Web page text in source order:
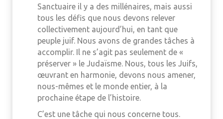
Sanctuaire il y a des millénaires, mais aussi
tous les défis que nous devons relever
collectivement aujourd’hui, en tant que
peuple juif. Nous avons de grandes tâches à
accomplir. Il ne s’agit pas seulement de «
préserver » le Judaïsme. Nous, tous les Juifs,
œuvrant en harmonie, devons nous amener,
nous-mêmes et le monde entier, à la
prochaine étape de l’histoire.
C’est une tâche qui nous concerne tous.